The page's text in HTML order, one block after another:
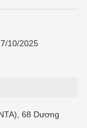
10/2025
68 Dương